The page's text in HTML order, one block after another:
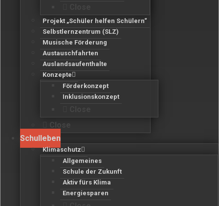
Projekt „Schüler helfen Schülern“
Selbstlernzentrum (SLZ)
Musische Förderung
Austauschfahrten
Auslandsaufenthalte
Konzepte
Förderkonzept
Inklusionskonzept
Close
Schulleben
Klimaschutz
Allgemeines
Schule der Zukunft
Aktiv fürs Klima
Energiesparen